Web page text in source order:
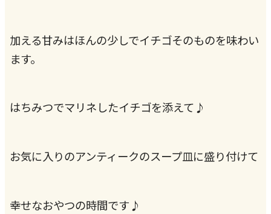
加える甘みはほんの少しでイチゴそのものを味わい
ます。
はちみつでマリネしたイチゴを添えて♪
お気に入りのアンティークのスープ皿に盛り付けて
幸せなおやつの時間です♪